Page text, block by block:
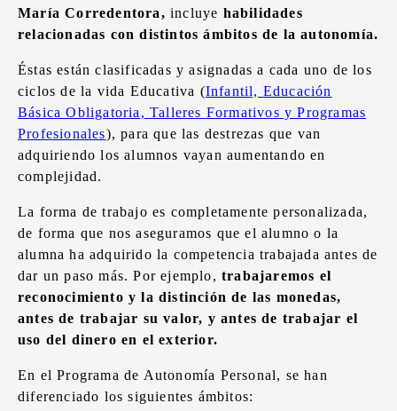
María Corredentora, incluye habilidades
relacionadas con distintos ámbitos de la autonomía.
Éstas están clasificadas y asignadas a cada uno de los
ciclos de la vida Educativa (Infantil, Educación
Básica Obligatoria, Talleres Formativos y Programas
Profesionales), para que las destrezas que van
adquiriendo los alumnos vayan aumentando en
complejidad.
La forma de trabajo es completamente personalizada,
de forma que nos aseguramos que el alumno o la
alumna ha adquirido la competencia trabajada antes de
dar un paso más. Por ejemplo, trabajaremos el
reconocimiento y la distinción de las monedas,
antes de trabajar su valor, y antes de trabajar el
uso del dinero en el exterior.
En el Programa de Autonomía Personal, se han
diferenciado los siguientes ámbitos: